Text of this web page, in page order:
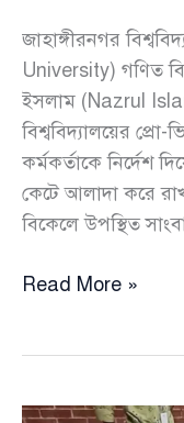
জাহাঙ্গীরনগর
University) গণিত
ইসলাম (Nazrul
বিশ্ববিদ্যালয়ের প্রো-
কর্মকর্তাকে নির্দেশ
কেটে আলাদা করে
বিকেলে উপস্থিত
১০
রাখতে
Read More »